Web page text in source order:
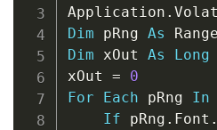
Application .
Dim pRng As
Dim xOut As
Long
xOut =
0
For
Each pRng In
If pRng . Font .